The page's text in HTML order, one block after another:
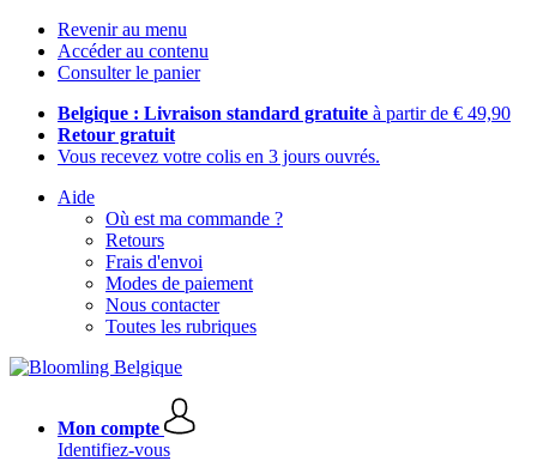
Revenir au menu
Accéder au contenu
Consulter le panier
Belgique : Livraison standard gratuite à partir de € 49,90
Retour gratuit
Vous recevez votre colis en 3 jours ouvrés.
Aide
Où est ma commande ?
Retours
Frais d'envoi
Modes de paiement
Nous contacter
Toutes les rubriques
Mon compte
Identifiez-vous